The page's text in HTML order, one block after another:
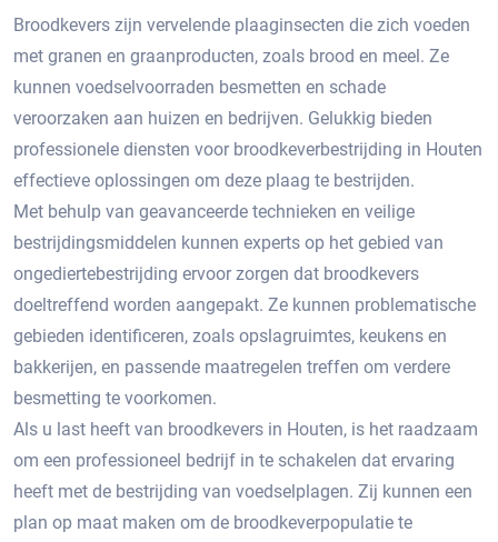
Broodkevers zijn vervelende plaaginsecten die zich voeden
met granen en graanproducten, zoals brood en meel. Ze
kunnen voedselvoorraden besmetten en schade
veroorzaken aan huizen en bedrijven.​ Gelukkig bieden
professionele diensten voor broodkeverbestrijding in Houten
effectieve oplossingen om deze plaag te bestrijden.
Met behulp van geavanceerde technieken en veilige
bestrijdingsmiddelen kunnen experts op het gebied van
ongediertebestrijding ervoor zorgen dat broodkevers
doeltreffend worden aangepakt. Ze kunnen problematische
gebieden identificeren, zoals opslagruimtes, keukens en
bakkerijen, en passende maatregelen treffen om verdere
besmetting te voorkomen.​
Als u last heeft van broodkevers in Houten, is het raadzaam
om een professioneel bedrijf in te schakelen dat ervaring
heeft met de bestrijding van voedselplagen.​ Zij kunnen een
plan op maat maken om de broodkeverpopulatie te